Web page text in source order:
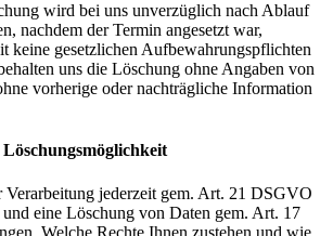
wird bei uns unverzüglich nach Ablauf
nachdem der Termin angesetzt war,
keine gesetzlichen Aufbewahrungspflichten
uns die Löschung ohne Angaben von
vorherige oder nachträgliche Information
Verarbeitung jederzeit gem. Art. 21 DSGVO
eine Löschung von Daten gem. Art. 17
Welche Rechte Ihnen zustehen und wie